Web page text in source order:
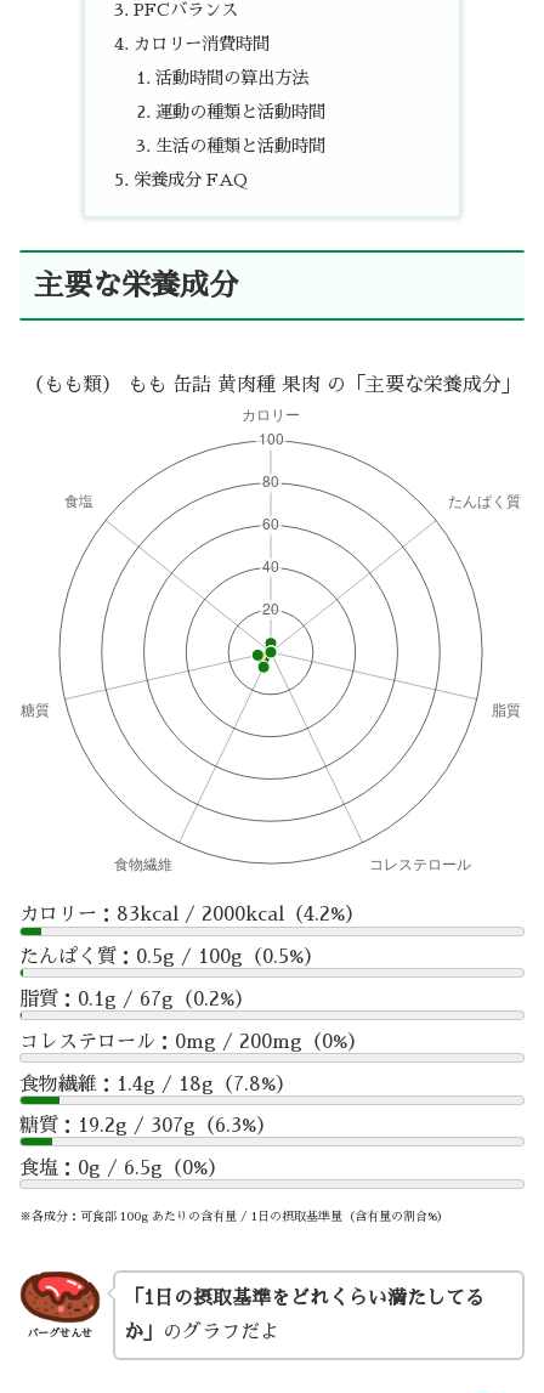
PFCバランス
カロリー消費時間
活動時間の算出方法
運動の種類と活動時間
生活の種類と活動時間
栄養成分 FAQ
主要な栄養成分
（もも類） もも 缶詰 黄肉種 果肉 の「主要な栄養成分」
カロリー：83kcal / 2000kcal（4.2%）
たんぱく質：0.5g / 100g（0.5%）
脂質：0.1g / 67g（0.2%）
コレステロール：0mg / 200mg（0%）
食物繊維：1.4g / 18g（7.8%）
糖質：19.2g / 307g（6.3%）
食塩：0g / 6.5g（0%）
※各成分：可食部 100g あたりの含有量 / 1日の摂取基準量（含有量の割合%）
バーグせんせ
「1日の摂取基準をどれくらい満たしてる
か」
のグラフだよ